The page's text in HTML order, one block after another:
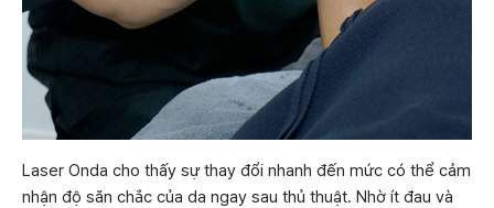
Laser Onda cho thấy sự thay đổi nhanh đến mức có thể cảm
nhận độ săn chắc của da ngay sau thủ thuật. Nhờ ít đau và